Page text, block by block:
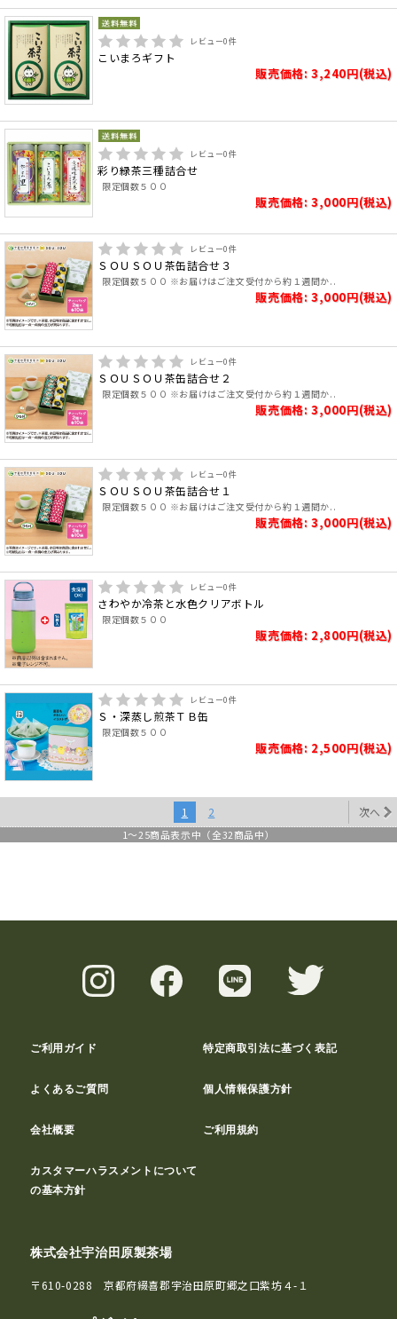
レビュー0件
こいまろギフト
販売価格: 3,240円(税込)
レビュー0件
彩り緑茶三種詰合せ
限定個数５００
販売価格: 3,000円(税込)
レビュー0件
ＳＯＵＳＯＵ茶缶詰合せ３
限定個数５００ ※お届けはご注文受付から約１週間か..
販売価格: 3,000円(税込)
レビュー0件
ＳＯＵＳＯＵ茶缶詰合せ２
限定個数５００ ※お届けはご注文受付から約１週間か..
販売価格: 3,000円(税込)
レビュー0件
ＳＯＵＳＯＵ茶缶詰合せ１
限定個数５００ ※お届けはご注文受付から約１週間か..
販売価格: 3,000円(税込)
レビュー0件
さわやか冷茶と水色クリアボトル
限定個数５００
販売価格: 2,800円(税込)
レビュー0件
Ｓ・深蒸し煎茶ＴＢ缶
限定個数５００
販売価格: 2,500円(税込)
1 2 次へ
1～25商品表示中（全32商品中）
ご利用ガイド 特定商取引法に基づく表記
よくあるご質問 個人情報保護方針
会社概要 ご利用規約
カスタマーハラスメントについて
の基本方針
株式会社宇治田原製茶場
〒610-0288 京都府綴喜郡宇治田原町郷之口紫坊４-１